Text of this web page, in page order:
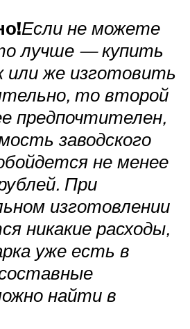
Если не можете
лучше — купить
или же изготовить
то второй
предпочтителен,
заводского
не менее
При
изготовлении
никакие расходы,
уже есть в
найти в